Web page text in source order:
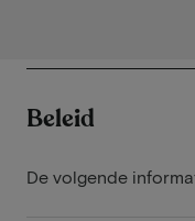
Beleid
De volgende